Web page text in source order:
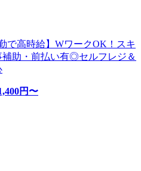
高時給】WワークOK！スキ
助・前払い有◎セルフレジ＆
円〜